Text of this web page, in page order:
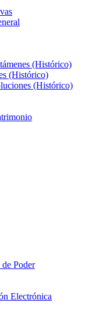
(Histórico)
(Histórico)
(Histórico)
Poder
Electrónica